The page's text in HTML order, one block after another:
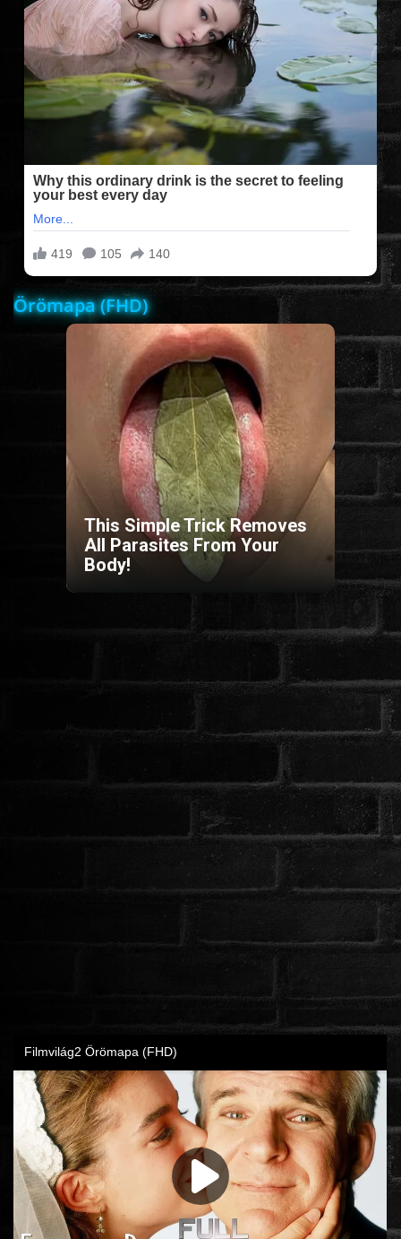
FILMEK (2025-ÖS)
FILMEK (2024-ES)
FILMEK (2023-AS)
FILMEK (2022-ES)
FELIRATOS FILMEK
AKCIÓ
WESTERN
TÖRTÉNELMI
DOKUMENTUMFILMEK
ÉLŐ ADÁSOK (LIVE)
Örömapa (FHD)
This Simple Trick Removes
All Parasites From Your
Body!